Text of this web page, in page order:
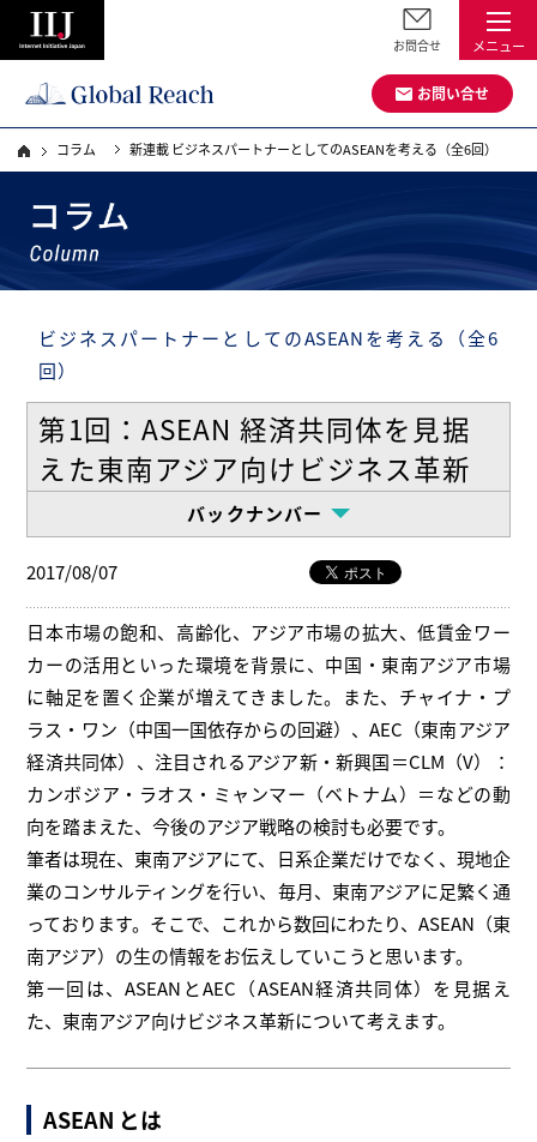
メニュー
お問合せ
お問い合せ
コラム 新連載 ビジネスパートナーとしてのASEANを考える（全6回）
ビジネスパートナーとしてのASEANを考える（全6
回）
第1回：ASEAN 経済共同体を見据
えた東南アジア向けビジネス革新
バックナンバー
2017/08/07
日本市場の飽和、高齢化、アジア市場の拡大、低賃金ワー
カーの活用といった環境を背景に、中国・東南アジア市場
に軸足を置く企業が増えてきました。また、チャイナ・プ
ラス・ワン（中国一国依存からの回避）、AEC（東南アジア
経済共同体）、注目されるアジア新・新興国＝CLM（V）：
カンボジア・ラオス・ミャンマー（ベトナム）＝などの動
向を踏まえた、今後のアジア戦略の検討も必要です。
筆者は現在、東南アジアにて、日系企業だけでなく、現地企
業のコンサルティングを行い、毎月、東南アジアに足繁く通
っております。そこで、これから数回にわたり、ASEAN（東
南アジア）の生の情報をお伝えしていこうと思います。
第一回は、ASEANとAEC（ASEAN経済共同体）を見据え
た、東南アジア向けビジネス革新について考えます。
ASEAN とは